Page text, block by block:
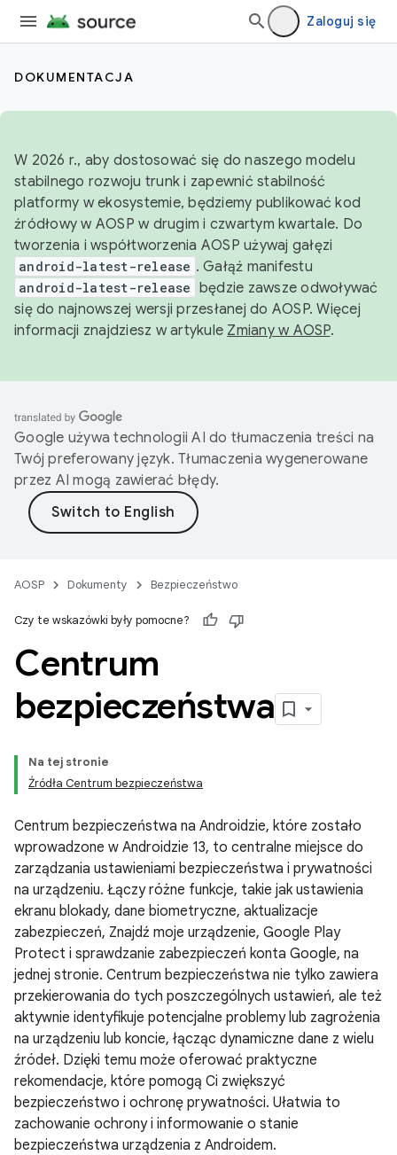
Zaloguj się
DOKUMENTACJA
W 2026 r., aby dostosować się do naszego modelu
stabilnego rozwoju trunk i zapewnić stabilność
platformy w ekosystemie, będziemy publikować kod
źródłowy w AOSP w drugim i czwartym kwartale. Do
tworzenia i współtworzenia AOSP używaj gałęzi
android-latest-release . Gałąź manifestu
android-latest-release będzie zawsze odwoływać
się do najnowszej wersji przesłanej do AOSP. Więcej
informacji znajdziesz w artykule Zmiany w AOSP.
Google używa technologii AI do tłumaczenia treści na
Twój preferowany język. Tłumaczenia wygenerowane
przez AI mogą zawierać błędy.
AOSP Dokumenty Bezpieczeństwo
Czy te wskazówki były pomocne?
Centrum
bezpieczeństwa
Na tej stronie
Źródła Centrum bezpieczeństwa
Centrum bezpieczeństwa na Androidzie, które zostało
wprowadzone w Androidzie 13, to centralne miejsce do
zarządzania ustawieniami bezpieczeństwa i prywatności
na urządzeniu. Łączy różne funkcje, takie jak ustawienia
ekranu blokady, dane biometryczne, aktualizacje
zabezpieczeń, Znajdź moje urządzenie, Google Play
Protect i sprawdzanie zabezpieczeń konta Google, na
jednej stronie. Centrum bezpieczeństwa nie tylko zawiera
przekierowania do tych poszczególnych ustawień, ale też
aktywnie identyfikuje potencjalne problemy lub zagrożenia
na urządzeniu lub koncie, łącząc dynamiczne dane z wielu
źródeł. Dzięki temu może oferować praktyczne
rekomendacje, które pomogą Ci zwiększyć
bezpieczeństwo i ochronę prywatności. Ułatwia to
zachowanie ochrony i informowanie o stanie
bezpieczeństwa urządzenia z Androidem.